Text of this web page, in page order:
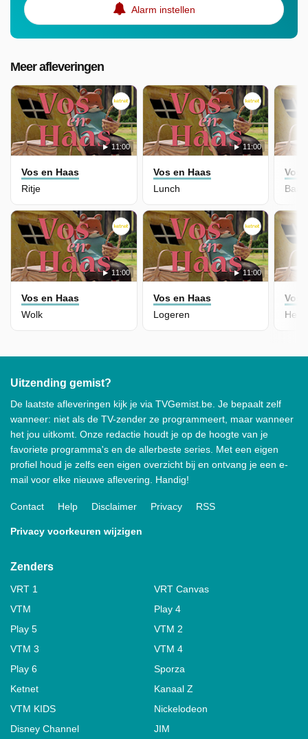
Alarm instellen
Meer afleveringen
11:00
Vos en Haas
Ritje
11:00
Vos en Haas
Lunch
11:00
Vos en Haas
Wolk
11:00
Vos en Haas
Logeren
Vos
Vos
Uitzending gemist?
De laatste afleveringen kijk je via TVGemist.be. Je bepaalt zelf
wanneer: niet als de TV-zender ze programmeert, maar wanneer
het jou uitkomt. Onze redactie houdt je op de hoogte van je
favoriete programma's en de allerbeste series. Met een eigen
profiel houd je zelfs een eigen overzicht bij en ontvang je een e-
mail voor elke nieuwe aflevering. Handig!
Contact Help Disclaimer Privacy RSS
Privacy voorkeuren wijzigen
Zenders
VRT 1
VRT Canvas
VTM
Play 4
Play 5
VTM 2
VTM 3
VTM 4
Play 6
Sporza
Ketnet
Kanaal Z
VTM KIDS
Nickelodeon
Disney Channel
JIM